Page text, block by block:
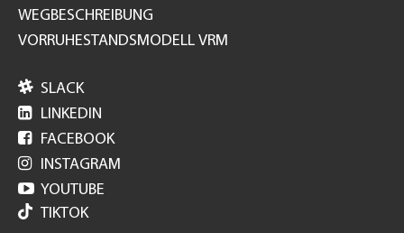
WEGBESCHREIBUNG
VORRUHESTANDSMODELL VRM
 SLACK
 LINKEDIN
 FACEBOOK
 INSTAGRAM
 YOUTUBE
TIKTOK